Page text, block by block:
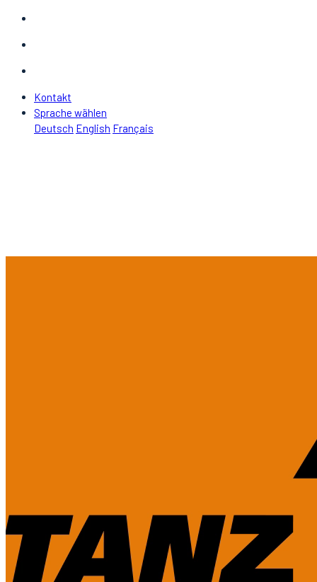
Kontakt
Sprache wählen
Deutsch English Français